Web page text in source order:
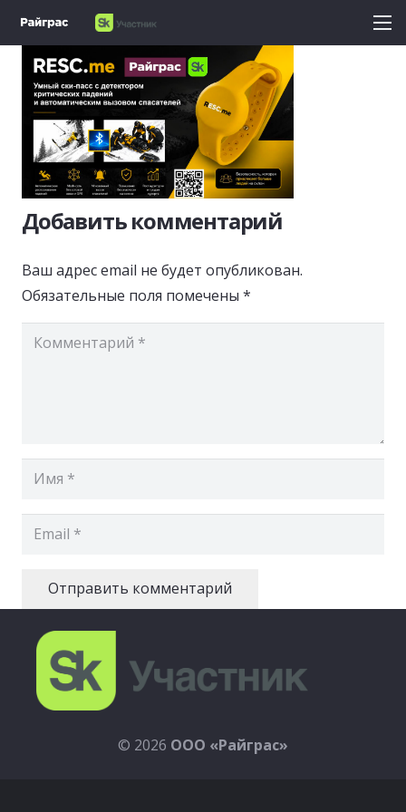
Добавить комментарий
Ваш адрес email не будет опубликован.
Обязательные поля помечены *
Отправить комментарий
© 2026 ООО «Райграс»